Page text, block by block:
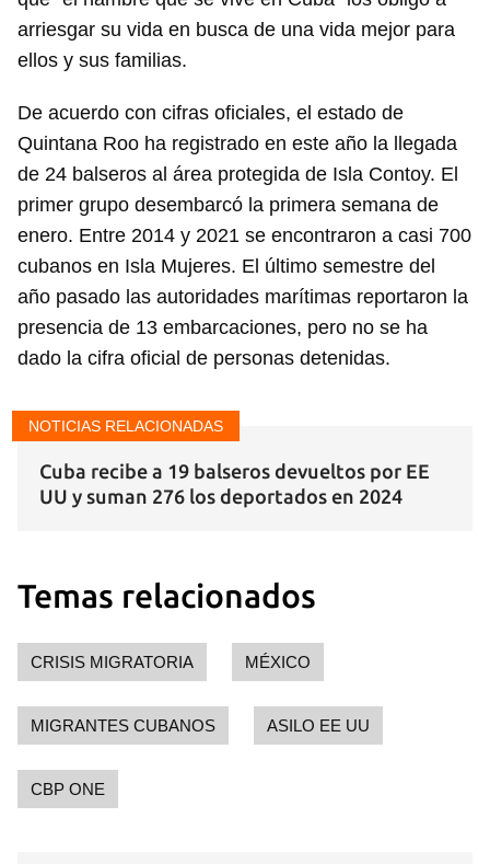
Guardar como favorito
Para poder guardar como favorito, primero has de
iniciar sesión con tu cuenta de 14ymedio.
INICIAR SESIÓN CANCELAR
arriesgar su vida en busca de una vida mejor para
ellos y sus familias.
De acuerdo con cifras oficiales, el estado de
Quintana Roo ha registrado en este año la llegada
de 24 balseros al área protegida de Isla Contoy. El
primer grupo desembarcó la primera semana de
enero. Entre 2014 y 2021 se encontraron a casi 700
cubanos en Isla Mujeres. El último semestre del
año pasado las autoridades marítimas reportaron la
presencia de 13 embarcaciones, pero no se ha
dado la cifra oficial de personas detenidas.
NOTICIAS RELACIONADAS
Cuba recibe a 19 balseros devueltos por EE
UU y suman 276 los deportados en 2024
Temas relacionados
CRISIS MIGRATORIA MÉXICO
MIGRANTES CUBANOS ASILO EE UU
CBP ONE